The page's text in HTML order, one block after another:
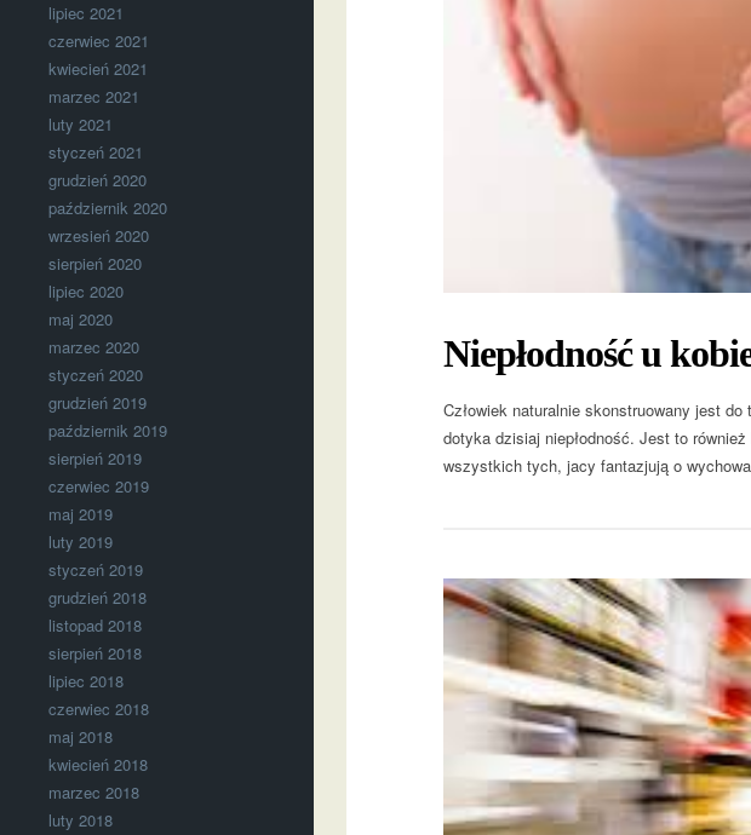
lipiec 2021
czerwiec 2021
kwiecień 2021
marzec 2021
luty 2021
styczeń 2021
grudzień 2020
październik 2020
wrzesień 2020
sierpień 2020
lipiec 2020
maj 2020
marzec 2020
styczeń 2020
grudzień 2019
październik 2019
sierpień 2019
czerwiec 2019
maj 2019
luty 2019
styczeń 2019
grudzień 2018
listopad 2018
sierpień 2018
lipiec 2018
czerwiec 2018
maj 2018
kwiecień 2018
marzec 2018
luty 2018
Niepłodność u
Człowiek naturalnie skonstruowany jest
dotyka dzisiaj niepłodność. Jest to
wszystkich tych, jacy fantazjują o